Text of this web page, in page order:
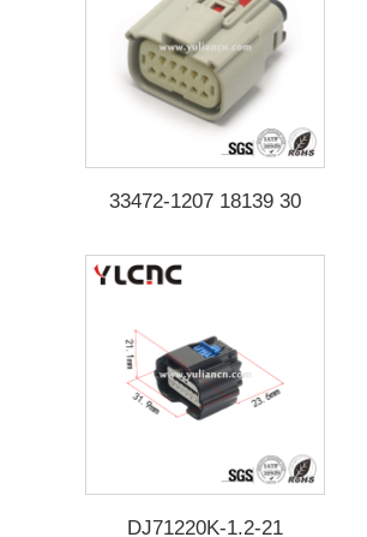
33472-1207 18139 30
DJ71220K-1.2-21